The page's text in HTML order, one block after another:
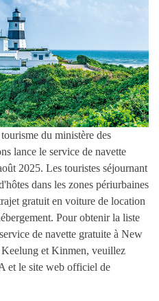
du ministère des
lance le service de navette
2025. Les touristes séjournant
dans les zones périurbaines
gratuit en voiture de location
Pour obtenir la liste
de navette gratuite à New
et Kinmen, veuillez
et le site web officiel de